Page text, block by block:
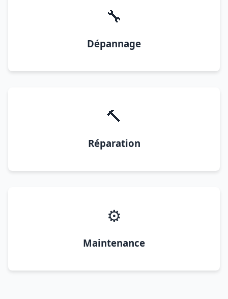
🔧
Dépannage
🔨
Réparation
⚙️
Maintenance